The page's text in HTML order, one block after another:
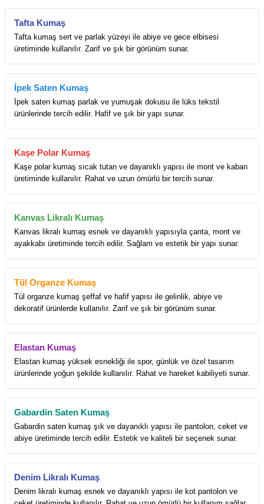
Tafta Kumaş
Tafta kumaş sert ve parlak yüzeyi ile abiye ve gece elbisesi
üretiminde kullanılır. Zarif ve şık bir görünüm sunar.
İpek Saten Kumaş
İpek saten kumaş parlak ve yumuşak dokusu ile lüks tekstil
ürünlerinde tercih edilir. Hafif ve şık bir yapı sunar.
Kaşe Polar Kumaş
Kaşe polar kumaş sıcak tutan ve dayanıklı yapısı ile mont ve kaban
üretiminde kullanılır. Rahat ve uzun ömürlü bir tercih sunar.
Kanvas Likralı Kumaş
Kanvas likralı kumaş esnek ve dayanıklı yapısıyla çanta, mont ve
ayakkabı üretiminde tercih edilir. Sağlam ve estetik bir yapı sunar.
Tül Organze Kumaş
Tül organze kumaş şeffaf ve hafif yapısı ile gelinlik, abiye ve
dekoratif ürünlerde kullanılır. Zarif ve şık bir görünüm sunar.
Elastan Kumaş
Elastan kumaş yüksek esnekliği ile spor, günlük ve özel tasarım
ürünlerinde yoğun şekilde kullanılır. Rahat ve hareket kabiliyeti sunar.
Gabardin Saten Kumaş
Gabardin saten kumaş şık ve dayanıklı yapısı ile pantolon, ceket ve
abiye üretiminde tercih edilir. Estetik ve kaliteli bir seçenek sunar.
Denim Likralı Kumaş
Denim likralı kumaş esnek ve dayanıklı yapısı ile kot pantolon ve